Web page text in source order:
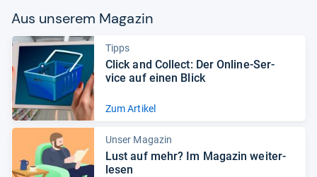
Aus unse­rem Maga­zin
Tipps
Click and Col­lect: Der Online-​Ser­
vice auf einen Blick
Zum Artikel
Unser Magazin
Lust auf mehr? Im Maga­zin wei­ter­
le­sen